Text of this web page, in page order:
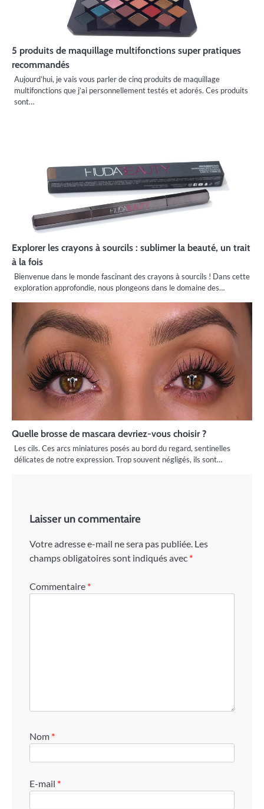
5 produits de maquillage multifonctions super pratiques
recommandés
Aujourd’hui, je vais vous parler de cinq produits de maquillage
multifonctions que j’ai personnellement testés et adorés. Ces produits
sont…
Explorer les crayons à sourcils : sublimer la beauté, un trait
à la fois
Bienvenue dans le monde fascinant des crayons à sourcils ! Dans cette
exploration approfondie, nous plongeons dans le domaine des…
Quelle brosse de mascara devriez-vous choisir ?
Les cils. Ces arcs miniatures posés au bord du regard, sentinelles
délicates de notre expression. Trop souvent négligés, ils sont…
Laisser un commentaire
Votre adresse e-mail ne sera pas publiée. Les
champs obligatoires sont indiqués avec *
Commentaire *
Nom *
E-mail *